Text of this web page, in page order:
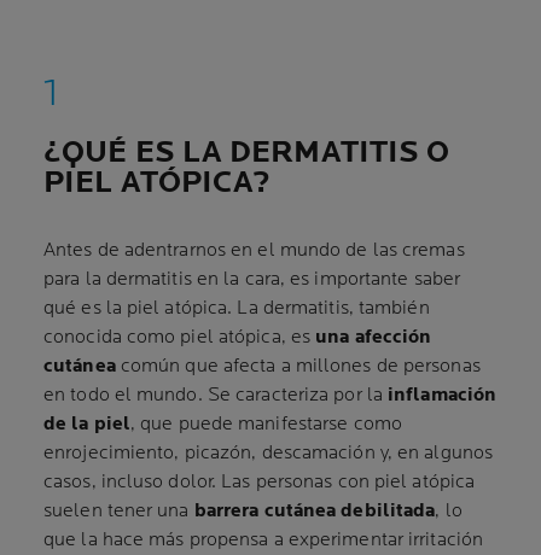
¿QUÉ ES LA DERMATITIS O
PIEL ATÓPICA?
Antes de adentrarnos en el mundo de las cremas
para la dermatitis en la cara, es importante saber
qué es la piel atópica. La dermatitis, también
conocida como piel atópica, es una afección
cutáneacomún que afecta a millones de personas
en todo el mundo. Se caracteriza por la inflamación
de la piel, que puede manifestarse como
enrojecimiento, picazón, descamación y, en algunos
casos, incluso dolor. Las personas con piel atópica
suelen tener una barrera cutánea debilitada, lo
que la hace más propensa a experimentar irritación